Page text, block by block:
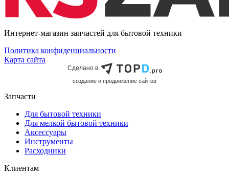
Интернет-магазин запчастей для бытовой техники
Политика конфиденциальности
Карта сайта
Сделано в
cоздание и продвижение сайтов
Запчасти
Для бытовой техники
Для мелкой бытовой техники
Аксессуары
Инструменты
Расходники
Клиентам